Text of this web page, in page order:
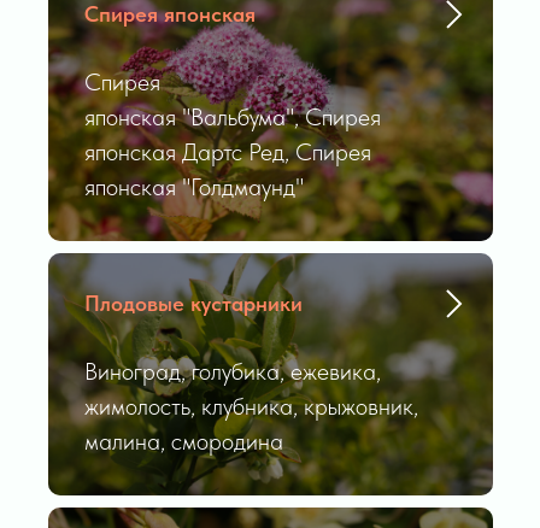
Спирея японская
Спирея
японская "Вальбума", Спирея
японская Дартс Ред, Спирея
японская "Голдмаунд"
Плодовые кустарники
Виноград, голубика, ежевика,
жимолость, клубника, крыжовник,
малина, смородина